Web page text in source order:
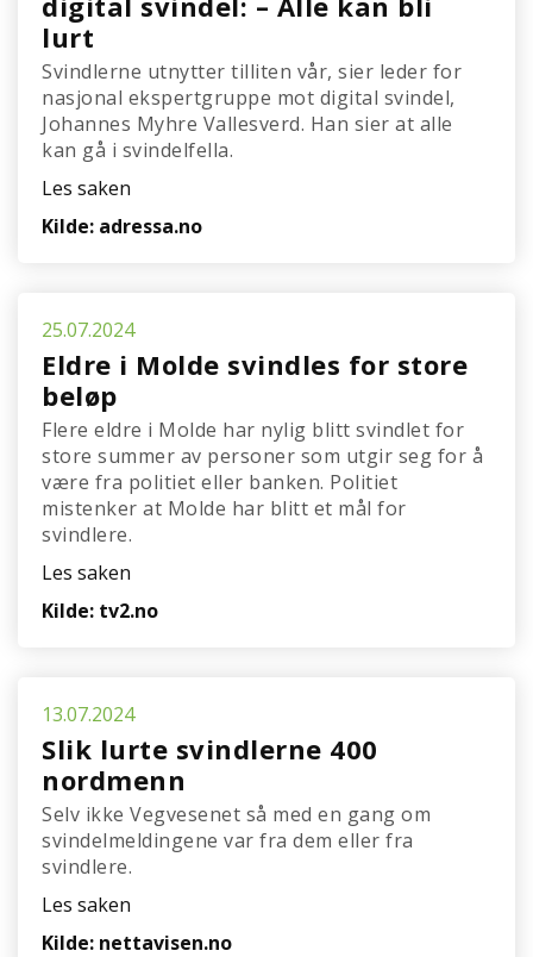
lurt
Svindlerne utnytter tilliten vår, sier leder for
nasjonal ekspertgruppe mot digital svindel,
Johannes Myhre Vallesverd. Han sier at alle
kan gå i svindelfella.
Les saken
Kilde: adressa.no
25.07.2024
Eldre i Molde svindles for store
beløp
Flere eldre i Molde har nylig blitt svindlet for
store summer av personer som utgir seg for å
være fra politiet eller banken. Politiet
mistenker at Molde har blitt et mål for
svindlere.
Les saken
Kilde: tv2.no
13.07.2024
Slik lurte svindlerne 400
nordmenn
Selv ikke Vegvesenet så med en gang om
svindelmeldingene var fra dem eller fra
svindlere.
Les saken
Kilde: nettavisen.no